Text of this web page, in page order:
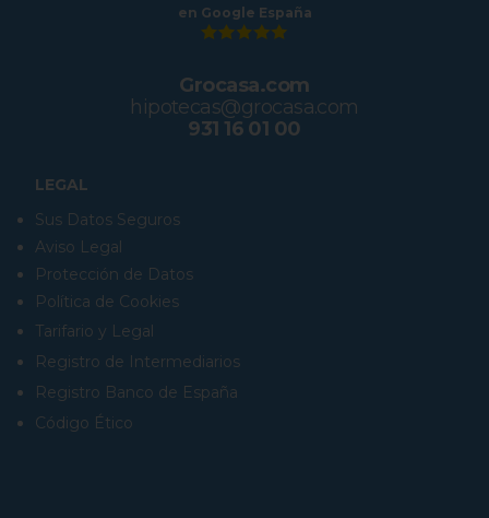
LEGAL
Sus Datos Seguros
Aviso Legal
Protección de Datos
Política de Cookies
Tarifario y Legal
Registro de Intermediarios
Registro Banco de España
Código Ético
en Google España
Grocasa.com
hipotecas@grocasa.com
931 16 01 00